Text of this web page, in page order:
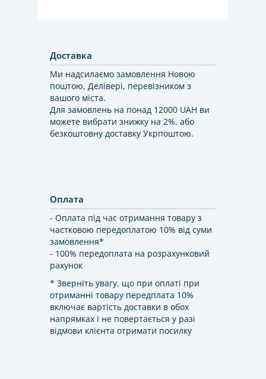
Доставка
Ми надсилаємо замовлення Новою
поштою, Делівері, перевізником з
вашого міста.
Для замовлень на понад 12000 UAH ви
можете вибрати знижку на 2%, або
безкоштовну доставку Укрпоштою.
Оплата
- Оплата під час отримання товару з
частковою передоплатою 10% від суми
замовлення*
- 100% передоплата на розрахунковий
рахунок
* Зверніть увагу, що при оплаті при
отриманні товару передплата 10%
включає вартість доставки в обох
напрямках і не повертається у разі
відмови клієнта отримати посилку